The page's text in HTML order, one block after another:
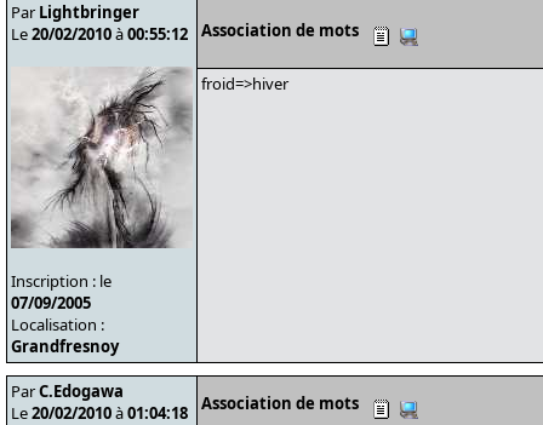
Par Lightbringer
Le20/02/2010à00:55:12
Inscription : le
07/09/2005
Localisation :
Grandfresnoy
Association de mots
froid=>hiver
ParC.Edogawa
Le20/02/2010à01:04:18 Association de mots